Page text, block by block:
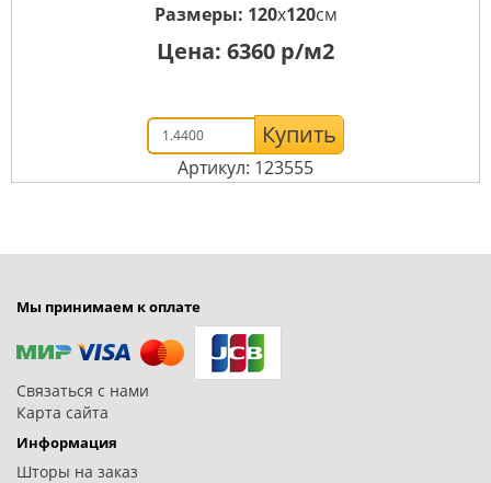
Размеры: 120x120см
Цена: 6360 р/м2
Купить
Артикул: 123555
Мы принимаем к оплате
Связаться с нами
Карта сайта
Информация
Шторы на заказ